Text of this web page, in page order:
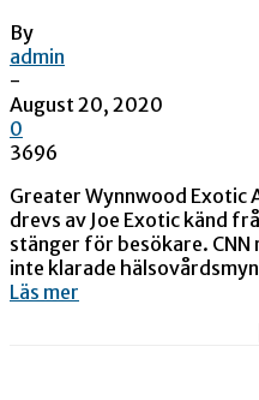
By
admin
-
August 20, 2020
0
3696
Greater Wynnwood Exotic
drevs av Joe Exotic känd
stänger för besökare.
inte klarade
Läs mer